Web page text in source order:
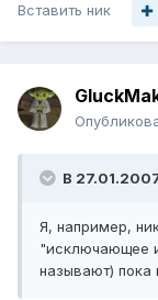
Вставить ник
В
Я, например,
"исключающее
называют) пока